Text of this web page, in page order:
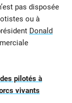
pas disposée
ou à
Donald
pilotés à
vivants